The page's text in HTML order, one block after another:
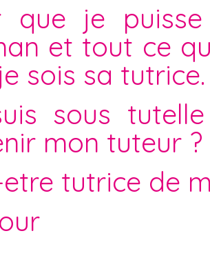
que je
et tout ce
sois sa tutrice.
sous
mon tuteur ?
tutrice de